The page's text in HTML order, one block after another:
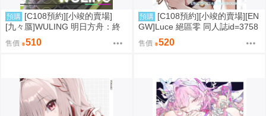
預購 [C108預約][小竣的賣場]
[九々蜃]WULING 明日方舟：終
末地 同人誌id=3774619
售價 510
預購 [C108預約][小竣的賣場][EN
GW]Luce 絕區零 同人誌id=3758
售價 520